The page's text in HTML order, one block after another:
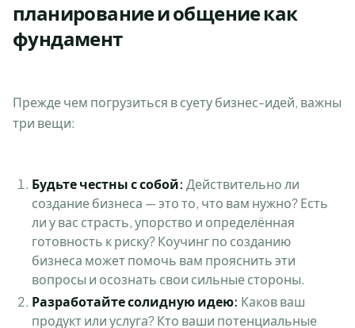
планирование и общение как
фундамент
Прежде чем погрузиться в суету бизнес-идей, важны
три вещи:
Будьте честны с собой: Действительно ли
создание бизнеса — это то, что вам нужно? Есть
ли у вас страсть, упорство и определённая
готовность к риску? Коучинг по созданию
бизнеса может помочь вам прояснить эти
вопросы и осознать свои сильные стороны.
Разработайте солидную идею: Каков ваш
продукт или услуга? Кто ваши потенциальные